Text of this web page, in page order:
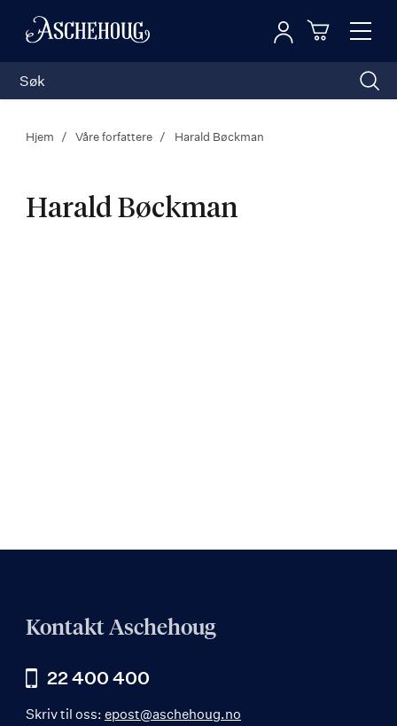
Toggle
Logg inn
Hjem Våre forfattere Harald Bøckman
Harald Bøckman
Kontakt Aschehoug
22 400 400
Skriv til oss: epost@aschehoug.no